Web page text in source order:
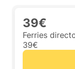
39€
Ferries
39€